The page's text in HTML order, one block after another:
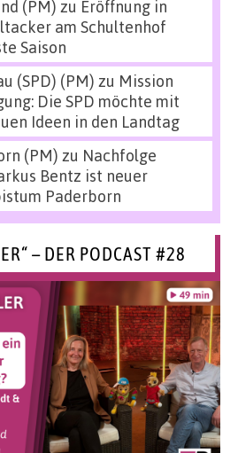
(PM) zu Eröffnung in
am Schultenhof
Saison
(SPD) (PM) zu Mission
Die SPD möchte mit
Ideen in den Landtag
(PM) zu Nachfolge
Bentz ist neuer
Paderborn
– DER PODCAST #28